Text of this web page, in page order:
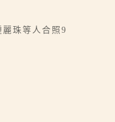
珠等人合照9